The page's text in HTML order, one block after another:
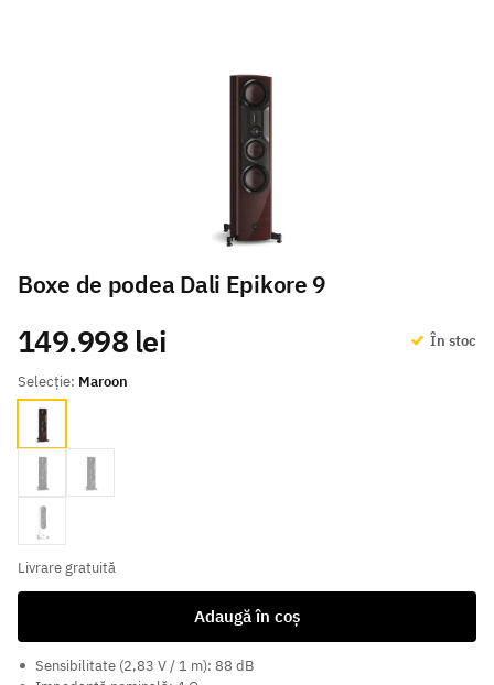
Boxe de podea Dali Epikore 9
În stoc
Selecție: Maroon
Maroon
Black Walnut
White
Livrare gratuită
149.998 lei
Adaugă în coș
Sensibilitate (2,83 V / 1 m): 88 dB